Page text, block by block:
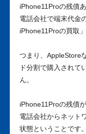
iPhone11Proの残債
電話会社で端末代金
iPhone11Proの買取
つまり、AppleStore
ド分割で購入されて
ん。
iPhone11Proの残債
電話会社からネット
状態ということです。